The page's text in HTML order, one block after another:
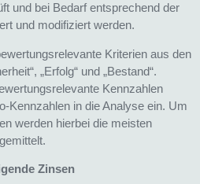
und bei Bedarf entsprechend der
und modifiziert werden.
Kriterien aus den
„Erfolg“ und „Bestand“.
Kennzahlen
Kennzahlen in die Analyse ein. Um
werden hierbei die meisten
Zinsen